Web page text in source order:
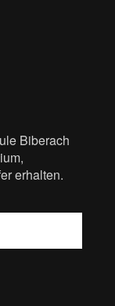
Biberach
erhalten.